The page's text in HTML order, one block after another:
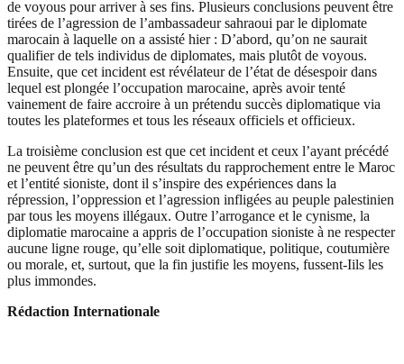
de voyous pour arriver à ses fins. Plusieurs conclusions peuvent être
tirées de l’agression de l’ambassadeur sahraoui par le diplomate
marocain à laquelle on a assisté hier : D’abord, qu’on ne saurait
qualifier de tels individus de diplomates, mais plutôt de voyous.
Ensuite, que cet incident est révélateur de l’état de désespoir dans
lequel est plongée l’occupation marocaine, après avoir tenté
vainement de faire accroire à un prétendu succès diplomatique via
toutes les plateformes et tous les réseaux officiels et officieux.
La troisième conclusion est que cet incident et ceux l’ayant précédé
ne peuvent être qu’un des résultats du rapprochement entre le Maroc
et l’entité sioniste, dont il s’inspire des expériences dans la
répression, l’oppression et l’agression infligées au peuple palestinien
par tous les moyens illégaux. Outre l’arrogance et le cynisme, la
diplomatie marocaine a appris de l’occupation sioniste à ne respecter
aucune ligne rouge, qu’elle soit diplomatique, politique, coutumière
ou morale, et, surtout, que la fin justifie les moyens, fussent-Iils les
plus immondes.
Rédaction Internationale